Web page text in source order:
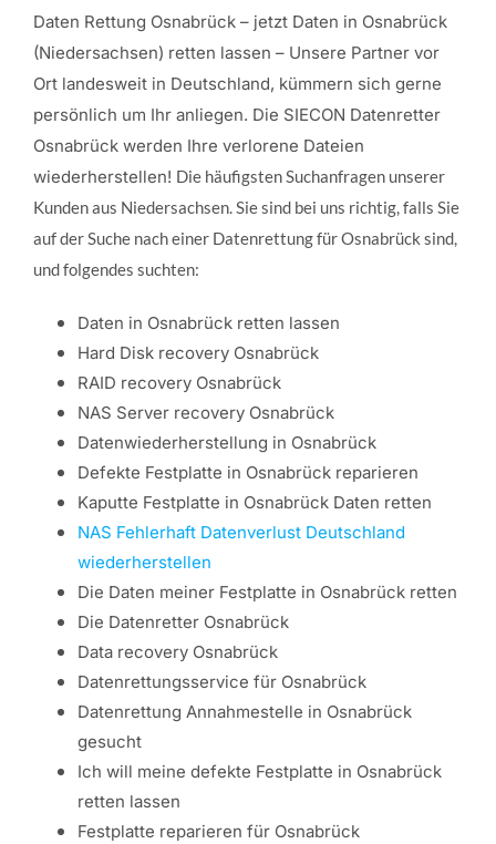
Daten Rettung Osnabrück– jetzt Daten in Osnabrück
(Niedersachsen) retten lassen – Unsere Partner vor
Ort landesweit in Deutschland, kümmern sich gerne
persönlich um Ihr anliegen. Die SIECON Datenretter
Osnabrück werden Ihre verlorene Dateien
wiederherstellen! Die häufigsten Suchanfragen unserer
Kunden aus Niedersachsen. Sie sind bei uns richtig, falls Sie
auf der Suche nach einer Datenrettung für Osnabrück sind,
und folgendes suchten:
Daten in Osnabrück retten lassen
Hard Disk recovery Osnabrück
RAID recovery Osnabrück
NAS Server recovery Osnabrück
Datenwiederherstellung in Osnabrück
Defekte Festplatte in Osnabrück reparieren
Kaputte Festplatte in Osnabrück Daten retten
NAS Fehlerhaft Datenverlust Deutschland
wiederherstellen
Die Daten meiner Festplatte in Osnabrück retten
Die Datenretter Osnabrück
Data recovery Osnabrück
Datenrettungsservice für Osnabrück
Datenrettung Annahmestelle in Osnabrück
gesucht
Ich will meine defekte Festplatte in Osnabrück
retten lassen
Festplatte reparieren für Osnabrück